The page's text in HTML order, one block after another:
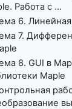
Работа с ...
6.
7.
8. GUI в
Maple